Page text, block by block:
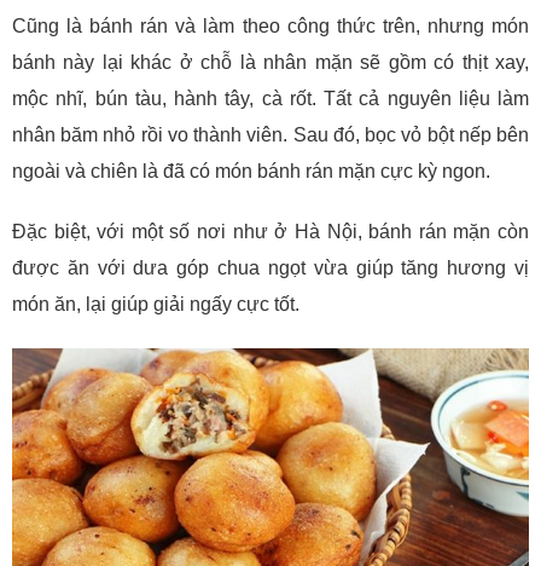
Cũng là bánh rán và làm theo công thức trên, nhưng món
bánh này lại khác ở chỗ là nhân mặn sẽ gồm có thịt xay,
mộc nhĩ, bún tàu, hành tây, cà rốt. Tất cả nguyên liệu làm
nhân băm nhỏ rồi vo thành viên. Sau đó, bọc vỏ bột nếp bên
ngoài và chiên là đã có món bánh rán mặn cực kỳ ngon.
Đặc biệt, với một số nơi như ở Hà Nội, bánh rán mặn còn
được ăn với dưa góp chua ngọt vừa giúp tăng hương vị
món ăn, lại giúp giải ngấy cực tốt.